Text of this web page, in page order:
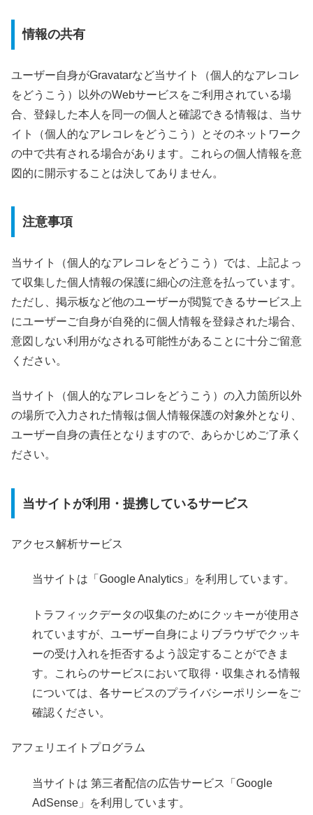
情報の共有
ユーザー自身がGravatarなど当サイト（個人的なアレコレ
をどうこう）以外のWebサービスをご利用されている場
合、登録した本人を同一の個人と確認できる情報は、当サ
イト（個人的なアレコレをどうこう）とそのネットワーク
の中で共有される場合があります。これらの個人情報を意
図的に開示することは決してありません。
注意事項
当サイト（個人的なアレコレをどうこう）では、上記よっ
て収集した個人情報の保護に細心の注意を払っています。
ただし、掲示板など他のユーザーが閲覧できるサービス上
にユーザーご自身が自発的に個人情報を登録された場合、
意図しない利用がなされる可能性があることに十分ご留意
ください。
当サイト（個人的なアレコレをどうこう）の入力箇所以外
の場所で入力された情報は個人情報保護の対象外となり、
ユーザー自身の責任となりますので、あらかじめご了承く
ださい。
当サイトが利用・提携しているサービス
アクセス解析サービス
当サイトは「Google Analytics」を利用しています。
トラフィックデータの収集のためにクッキーが使用さ
れていますが、ユーザー自身によりブラウザでクッキ
ーの受け入れを拒否するよう設定することができま
す。これらのサービスにおいて取得・収集される情報
については、各サービスのプライバシーポリシーをご
確認ください。
アフェリエイトプログラム
当サイトは 第三者配信の広告サービス「Google
AdSense」を利用しています。